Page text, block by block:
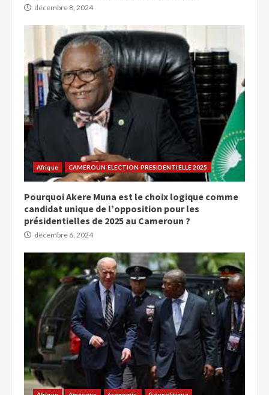
décembre 8, 2024
Afrique CAMEROUN ELECTION PRESIDENTIELLE 2025
Pourquoi Akere Muna est le choix logique comme
candidat unique de l’opposition pour les
présidentielles de 2025 au Cameroun ?
décembre 6, 2024